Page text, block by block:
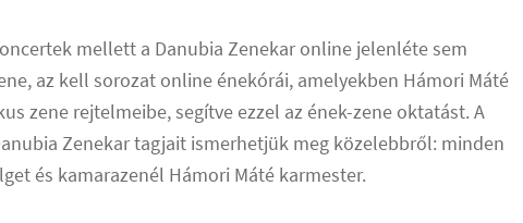
mellett a Danubia Zenekar online jelenléte sem
az kell sorozat online énekórái, amelyekben Hámori Máté
zene rejtelmeibe, segítve ezzel az ének-zene oktatást. A
Zenekar tagjait ismerhetjük meg közelebbről: minden
és kamarazenél Hámori Máté karmester.